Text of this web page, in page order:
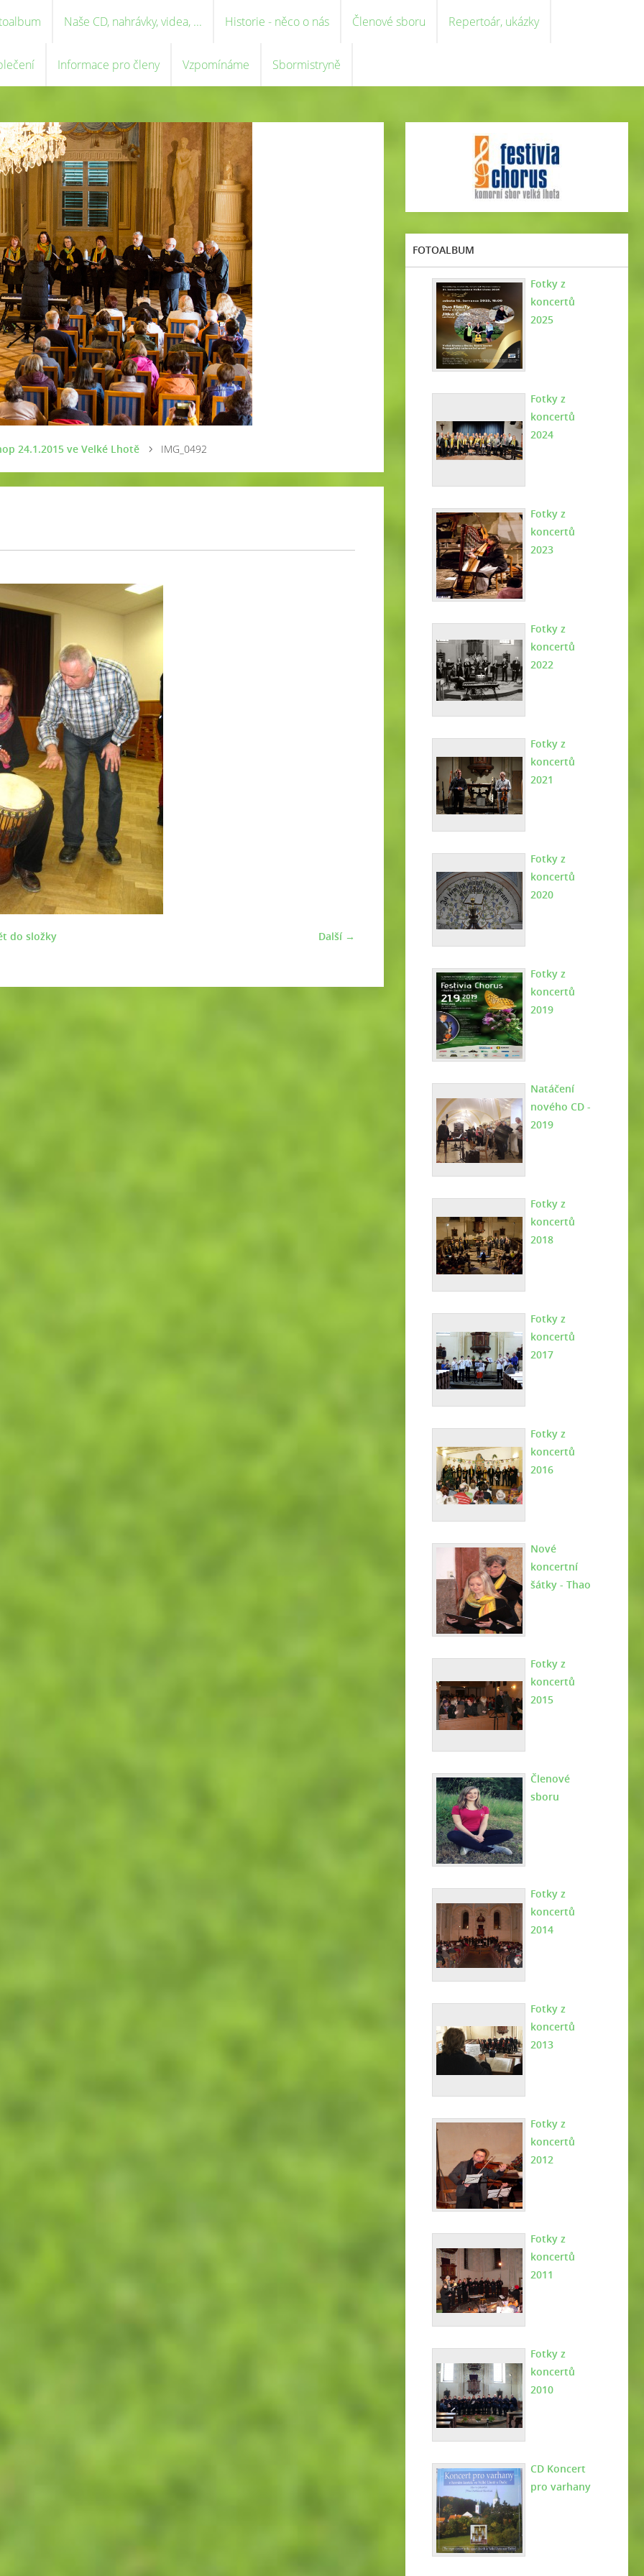
Naše CD, nahrávky, videa, ... Historie - něco o nás Členové sboru Repertoár, ukázky
Informace pro členy Vzpomínáme Sbormistryně
24.1.2015 ve Velké Lhotě IMG_0492
Další →
do složky
FOTOALBUM
Fotky z
koncertů
2025
Fotky z
koncertů
2024
Fotky z
koncertů
2023
Fotky z
koncertů
2022
Fotky z
koncertů
2021
Fotky z
koncertů
2020
Fotky z
koncertů
2019
Natáčení
nového CD -
2019
Fotky z
koncertů
2018
Fotky z
koncertů
2017
Fotky z
koncertů
2016
Nové
koncertní
šátky - Thao
Fotky z
koncertů
2015
Členové
sboru
Fotky z
koncertů
2014
Fotky z
koncertů
2013
Fotky z
koncertů
2012
Fotky z
koncertů
2011
Fotky z
koncertů
2010
CD Koncert
pro varhany